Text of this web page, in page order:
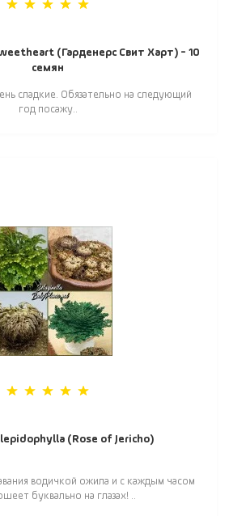
(Гарденерс Свит Харт) - 10
семян
сладкие. Обязательно на следующий
год посажу..
(Rose of Jericho)
водичкой ожила и с каждым часом
буквально на глазах! ..